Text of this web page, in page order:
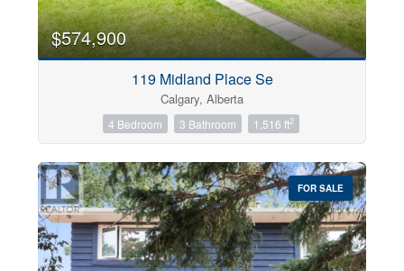
$574,900
119 Midland Place Se
Calgary, Alberta
4 Bedroom 3 Bathroom 1,516 ft2
FOR SALE